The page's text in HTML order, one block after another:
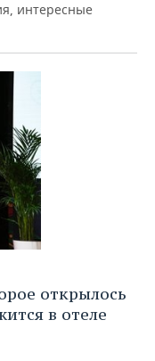
интересные
открылось
в отеле